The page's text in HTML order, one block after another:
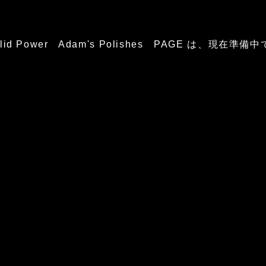
Power Adam's Polishes PAGE は、現在準備中